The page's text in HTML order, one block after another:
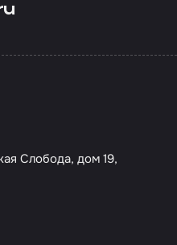
Слобода, дом 19,